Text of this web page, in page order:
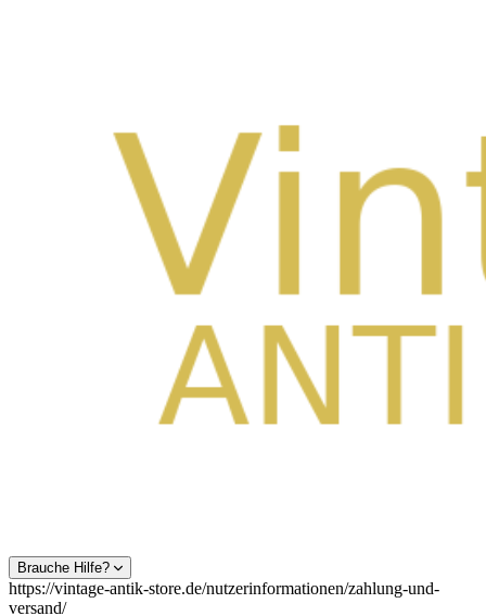
Brauche Hilfe?
https://vintage-antik-store.de/nutzerinformationen/zahlung-und-
versand/